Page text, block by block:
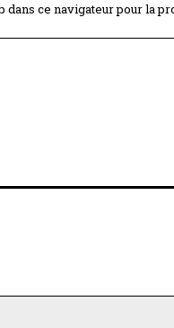
ce navigateur pour la